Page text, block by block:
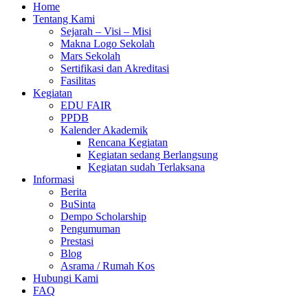
Home
Tentang Kami
Sejarah – Visi – Misi
Makna Logo Sekolah
Mars Sekolah
Sertifikasi dan Akreditasi
Fasilitas
Kegiatan
EDU FAIR
PPDB
Kalender Akademik
Rencana Kegiatan
Kegiatan sedang Berlangsung
Kegiatan sudah Terlaksana
Informasi
Berita
BuSinta
Dempo Scholarship
Pengumuman
Prestasi
Blog
Asrama / Rumah Kos
Hubungi Kami
FAQ